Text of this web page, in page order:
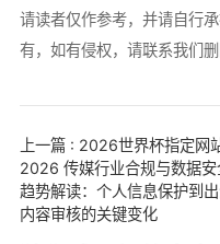
请读者仅作参考，并请自行
有，如有侵权，请联系我们删
上一篇 : 2026世界杯指定网
2026 传媒行业合规与数据安
趋势解读：个人信息保护到
内容审核的关键变化